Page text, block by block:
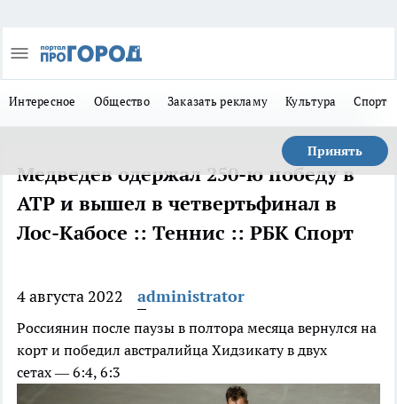
Интересное Общество Заказать рекламу Культура Спорт
Принять
Медведев одержал 250-ю победу в
ATP и вышел в четвертьфинал в
Лос-Кабосе :: Теннис :: РБК Спорт
4 августа 2022 administrator
Россиянин после паузы в полтора месяца вернулся на
корт и победил австралийца Хидзикату в двух
сетах — 6:4, 6:3